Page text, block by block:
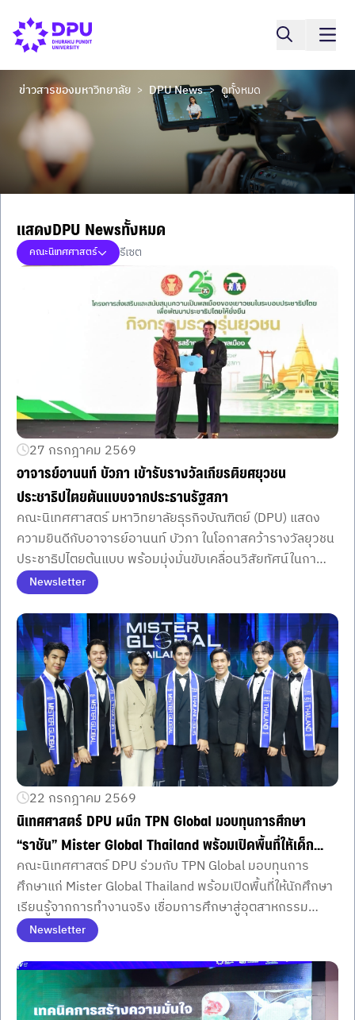
ข่าวสารของมหาวิทยาลัย > DPU News > ดูทั้งหมด
แสดงDPU Newsทั้งหมด
คณะนิเทศศาสตร์ รีเซต
27 กรกฎาคม 2569
อาจารย์อานนท์ บัวภา เข้ารับรางวัลเกียรติยศยุวชน
ประชาธิปไตยต้นแบบจากประธานรัฐสภา
คณะนิเทศศาสตร์ มหาวิทยาลัยธุรกิจบัณฑิตย์ (DPU) แสดง
ความยินดีกับอาจารย์อานนท์ บัวภา ในโอกาสคว้ารางวัลยุวชน
ประชาธิปไตยต้นแบบ พร้อมมุ่งมั่นขับเคลื่อนวิสัยทัศน์ในกา
รพัฒนาครีเอเตอร์รุ่นใหม่ที่มีคุณภาพและมีคุณธรรม
Newsletter
22 กรกฎาคม 2569
นิเทศศาสตร์ DPU ผนึก TPN Global มอบทุนการศึกษา
“ราชัน” Mister Global Thailand พร้อมเปิดพื้นที่ให้เด็ก
อีเวนต์ลงมือสร้างประสบการณ์จริงในอุตสาหกรรมอีเวนต์–
บันเทิง
คณะนิเทศศาสตร์ DPU ร่วมกับ TPN Global มอบทุนการ
ศึกษาแก่ Mister Global Thailand พร้อมเปิดพื้นที่ให้นักศึกษา
เรียนรู้จากการทำงานจริง เชื่อมการศึกษาสู่อุตสาหกรรม
อีเวนต์และบันเทิงอย่างเป็นรูปธรรม
Newsletter